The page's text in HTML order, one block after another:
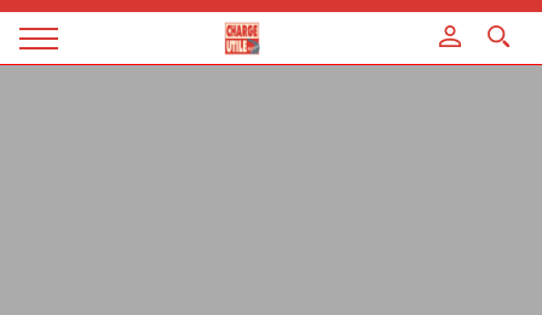
Magazine
Panneau de gestion des cookies